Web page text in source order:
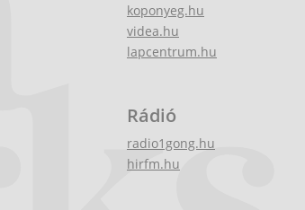
koponyeg.hu
videa.hu
lapcentrum.hu
Rádió
radio1gong.hu
hirfm.hu